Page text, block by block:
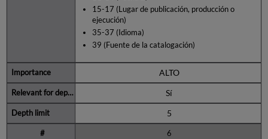
15-17 (Lugar de publicación, producción o
ejecución)
35-37 (Idioma)
39 (Fuente de la catalogación)
ALTO
Sí
5
6